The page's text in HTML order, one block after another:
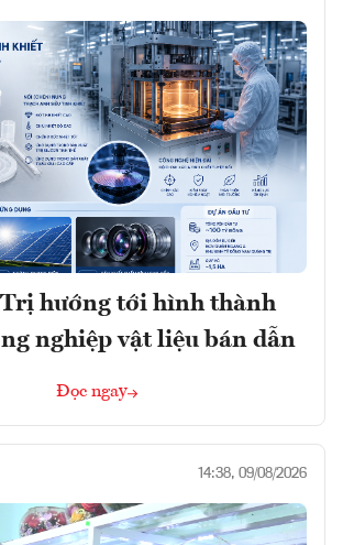
hướng tới hình thành
nghiệp vật liệu bán dẫn
Đọc ngay
14:38, 09/08/2026